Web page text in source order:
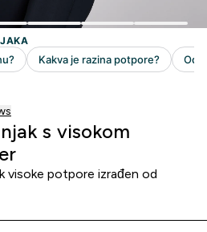
reviews
s visokom
visoke potpore izrađen od